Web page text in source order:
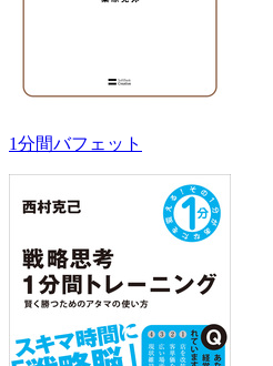
1分間バフェット